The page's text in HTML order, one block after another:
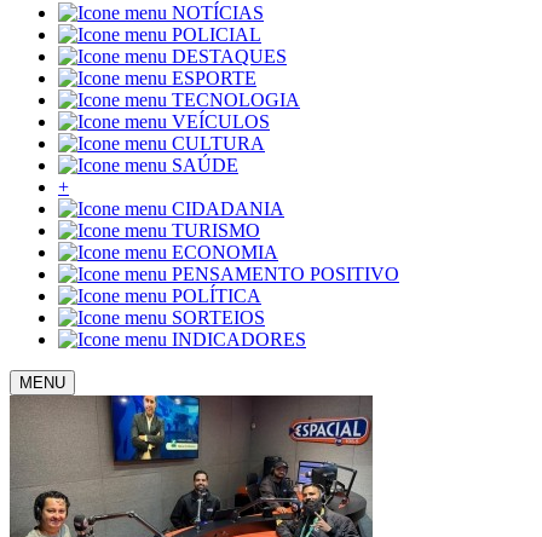
NOTÍCIAS
POLICIAL
DESTAQUES
ESPORTE
TECNOLOGIA
VEÍCULOS
CULTURA
SAÚDE
+
CIDADANIA
TURISMO
ECONOMIA
PENSAMENTO POSITIVO
POLÍTICA
SORTEIOS
INDICADORES
MENU